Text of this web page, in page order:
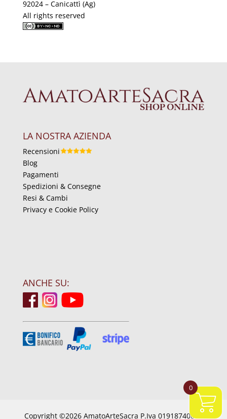
92024 – Canicattì (Ag)
All rights reserved
LA NOSTRA AZIENDA
Recensioni
Blog
Pagamenti
Spedizioni & Consegne
Resi & Cambi
Privacy e Cookie Policy
ANCHE SU:
Copyright ©2026 AmatoArteSacra P.Iva 01918740844
0